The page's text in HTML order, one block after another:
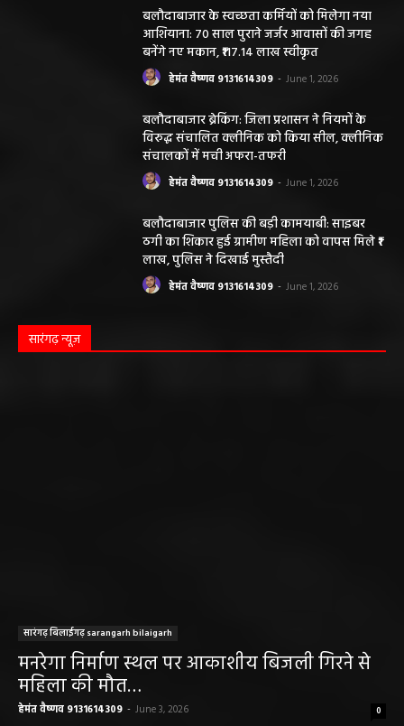
बलौदाबाजार के स्वच्छता कर्मियों को मिलेगा नया
आशियाना: 70 साल पुराने जर्जर आवासों की जगह
बनेंगे नए मकान, ₹117.14 लाख स्वीकृत
हेमंत वैष्णव 9131614309 - June 1, 2026
बलौदाबाजार ब्रेकिंग: जिला प्रशासन ने नियमों के
विरुद्ध संचालित क्लीनिक को किया सील, क्लीनिक
संचालकों में मची अफरा-तफरी
हेमंत वैष्णव 9131614309 - June 1, 2026
बलौदाबाजार पुलिस की बड़ी कामयाबी: साइबर
ठगी का शिकार हुई ग्रामीण महिला को वापस मिले ₹1
लाख, पुलिस ने दिखाई मुस्तैदी
हेमंत वैष्णव 9131614309 - June 1, 2026
सारंगढ़ न्यूज़
सारंगढ़ बिलाईगढ़ sarangarh bilaigarh
मनरेगा निर्माण स्थल पर आकाशीय बिजली गिरने से
महिला की मौत…
हेमंत वैष्णव 9131614309 - June 3, 2026 0